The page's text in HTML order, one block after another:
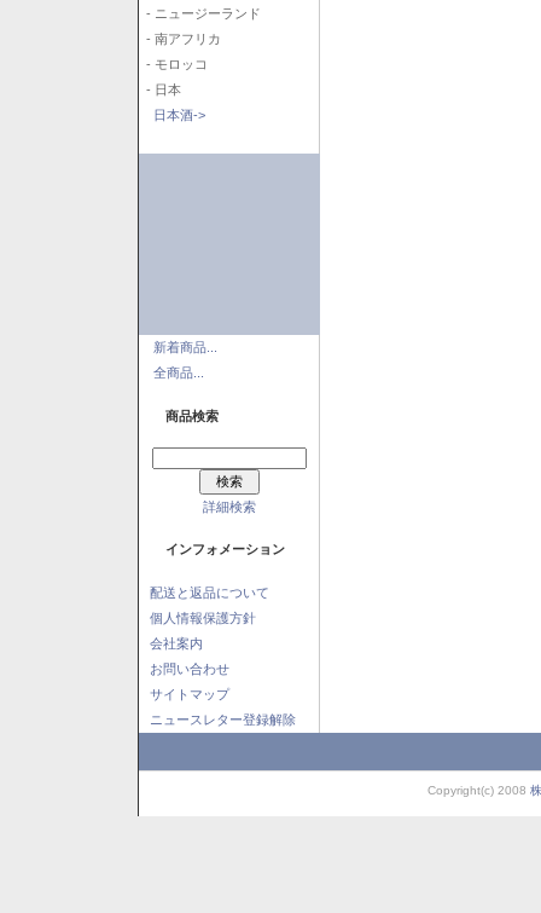
- ニュージーランド
- 南アフリカ
- モロッコ
- 日本
日本酒->
新着商品...
全商品...
商品検索
詳細検索
インフォメーション
配送と返品について
個人情報保護方針
会社案内
お問い合わせ
サイトマップ
ニュースレター登録解除
Copyright(c) 2008